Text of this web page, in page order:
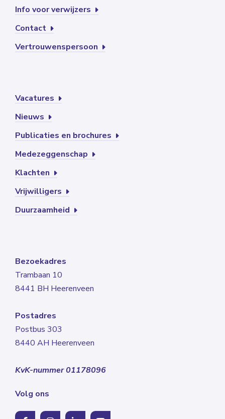
Info voor verwijzers
Contact
Vertrouwenspersoon
Vacatures
Nieuws
Publicaties en brochures
Medezeggenschap
Klachten
Vrijwilligers
Duurzaamheid
Bezoekadres
Trambaan 10
8441 BH Heerenveen
Postadres
Postbus 303
8440 AH Heerenveen
KvK-nummer 01178096
Volg ons